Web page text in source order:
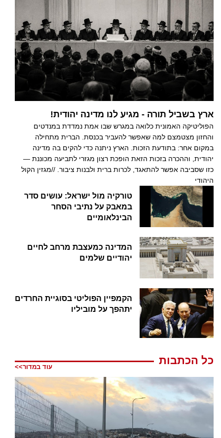
ארץ בשביל תורה - מגיע לנו מדינה יהודית!
הפוליטיקה האמונית כלואה במגרש שבו אמת נמדדת במנדטים
והחזון מצטמצם למה שאפשר להעביר בכנסת. הברית מתחילה
במקום אחר: בתודעת הזכות. הארץ ניתנה כדי להקים בה מדינה
יהודית, וההכרה בזכות הזאת הופכת רצון מגזרי לתביעה מכוננת —
כזו שסביבה אפשר להתאגד, לכרות ברית ולבנות ציבור. //מגזין הקול
היהודי
טורקיה מול ישראל: עושים סדר
במאבק על נתיבי הסחר
הבינלאומיים
המדינה כמעצבת מרחב לחיים
יהודיים שלמים
הקמפיין הפוליטי בסוגיית החרדים
יתהפך על מוביליו
כל הכתבות
עוד במדור>>